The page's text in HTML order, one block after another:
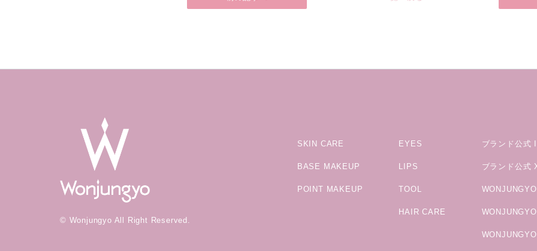
© Wonjungyo All Right Reserved.
SKIN CARE
BASE MAKEUP
POINT MAKEUP
EYES
LIPS
TOOL
HAIR CARE
ブランド公式
ブランド公式